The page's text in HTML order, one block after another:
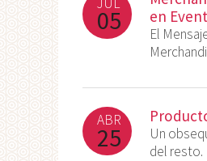
05
en
El
ABR
25
Un
del resto.